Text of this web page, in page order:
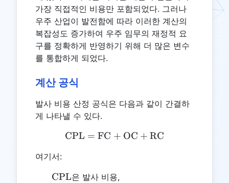
가장 직접적인 비용만 포함되었다. 그러나
우주 산업이 발전함에 따라 이러한 계산의
복잡성도 증가하여 우주 임무의 재정적 요
구를 정확하게 반영하기 위해 더 많은 변수
를 통합하게 되었다.
계산 공식
발사 비용 산정 공식은 다음과 같이 간결하
게 나타낼 수 있다.
\text{CPL} = \text{FC}
CPL = FC + OC + RC
여기서:
\text{CPL}
CPL은 발사 비용,